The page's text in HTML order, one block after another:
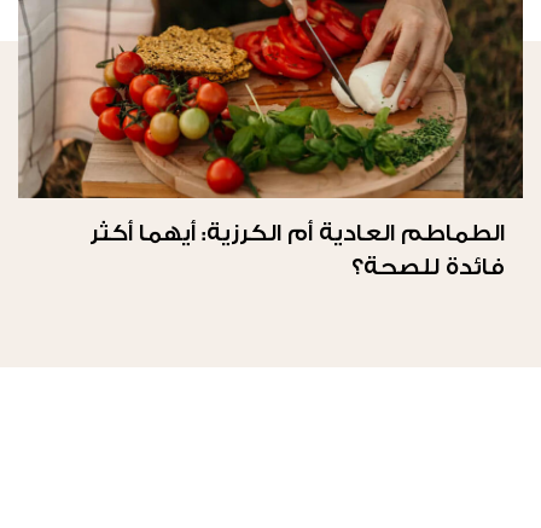
الطماطم العادية أم الكرزية: أيهما أكثر
فائدة للصحة؟